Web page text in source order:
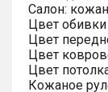
Салон:
Цвет
Цвет
Цвет
Цвет
Кожаное